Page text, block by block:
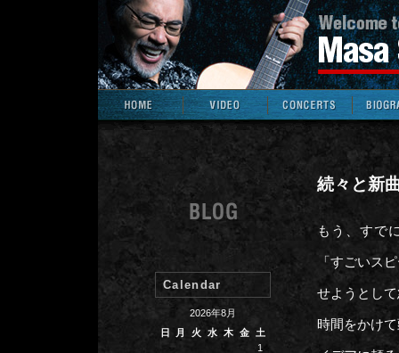
続々と新
もう、すで
「すごいス
せようとし
時間をかけ
Calendar
2026年8月
日
月 火 水 木 金
土
1